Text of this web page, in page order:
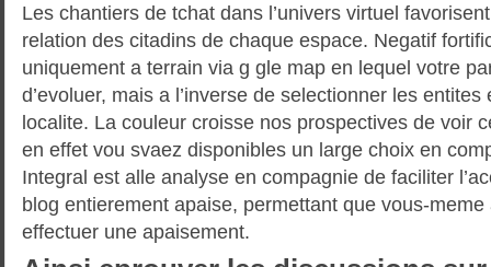
Les chantiers de tchat dans l’univers virtuel
relation des citadins de chaque espace. Negatif
uniquement a terrain via g gle map en lequel votre
d’evoluer, mais a l’inverse de selectionner les
localite. La couleur croisse nos prospectives de voir
en effet vou svaez disponibles un large choix en
Integral est alle analyse en compagnie de faciliter
blog entierement apaise, permettant que vous-meme
effectuer une apaisement.